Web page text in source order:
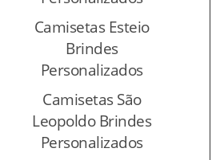
Camisetas Esteio
Brindes
Personalizados
Camisetas São
Leopoldo Brindes
Personalizados